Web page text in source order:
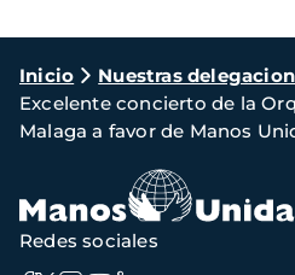
Ruta
de
navegación
Inicio Nuestras
Excelente concierto de la
Malaga a favor de Manos
Redes sociales